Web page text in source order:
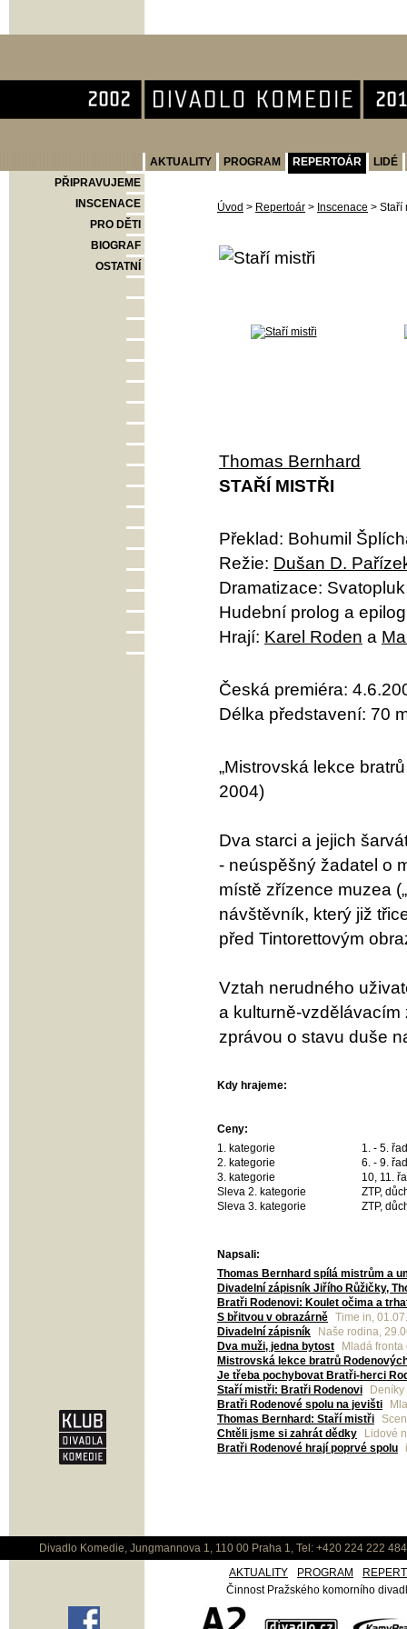
AKTUALITY PROGRAM REPERTOÁR
LIDÉ
PŘIPRAVUJEME
INSCENACE
PRO DĚTI
BIOGRAF
OSTATNÍ
Úvod > Repertoár > Inscenace > Staří
Thomas Bernhard
STAŘÍ MISTŘI
Překlad: Bohumil
Režie: Dušan D.
Dramatizace:
Hudební prolog a
Hrají: Karel Roden a
Česká premiéra:
Délka představení: 70
„Mistrovská lekce
2004)
Dva starci a jejich
- neúspěšný žadatel o
místě zřízence muzea
návštěvník, který již
před Tintorettovým
Vztah nerudného
a kulturně-
zprávou o stavu duše
Kdy hrajeme:
Ceny:
1. kategorie
1. - 5.
2. kategorie
6. - 9.
3. kategorie
10, 11.
Sleva 2. kategorie
ZTP,
Sleva 3. kategorie
ZTP,
Napsali:
Thomas Bernhard spílá mistrům a
Divadelní zápisník Jiřího Růžičky,
Bratři Rodenovi: Koulet očima a
S břitvou v obrazárně Time in,
Divadelní zápisník
Naše rodina,
Dva muži, jedna bytost
Mladá
Mistrovská lekce bratrů
Je třeba pochybovat Bratři-herci
Staří mistři: Bratři Rodenovi
Bratři Rodenové spolu na jevišti
Thomas Bernhard: Staří mistři
Chtěli jsme si zahrát dědky
Lidové
Bratři Rodenové hrají poprvé spolu
Divadlo Komedie, Jungmannova 1, 110 00 Praha 1, Tel: +420 224 222
AKTUALITY
PROGRAM
Činnost Pražského komorního